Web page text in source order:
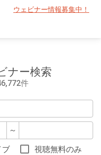
ウェビナー情報募集中！
ナー検索
件
～
ブ
視聴無料のみ